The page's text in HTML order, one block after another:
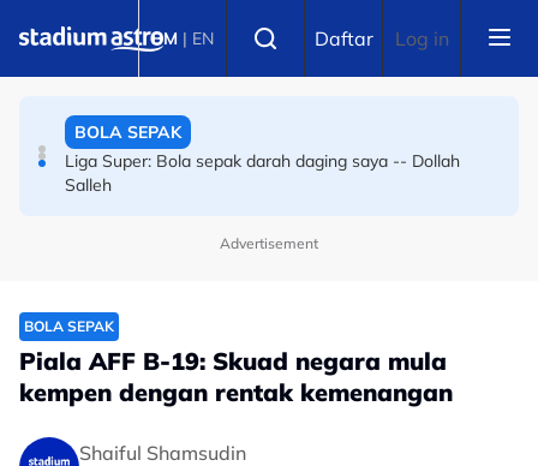
BM | EN Daftar Log in
Bola sepak Korea Selatan goncang lagi, hiburan seks
BOLA SEPAK
Liga Super: Bola sepak darah daging saya -- Dollah
Salleh
Advertisement
BOLA SEPAK
Piala AFF B-19: Skuad negara mula
kempen dengan rentak kemenangan
Shaiful Shamsudin